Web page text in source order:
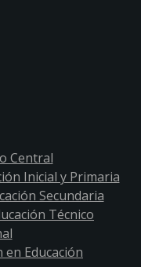
Central
Inicial y Primaria
Secundaria
Técnico
en Educación